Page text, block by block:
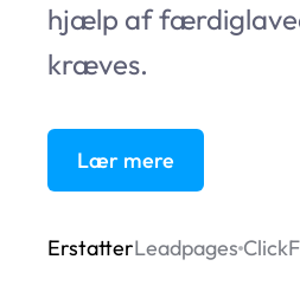
hjælp af
kræves.
Lær mere
ErstatterLeadpages